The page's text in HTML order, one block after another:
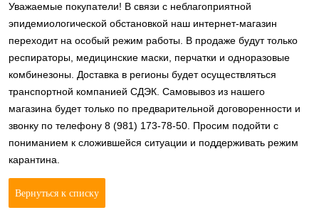
Уважаемые покупатели! В связи с неблагоприятной
эпидемиологической обстановкой наш интернет-магазин
переходит на особый режим работы. В продаже будут только
респираторы, медицинские маски, перчатки и одноразовые
комбинезоны. Доставка в регионы будет осуществляться
транспортной компанией СДЭК. Самовывоз из нашего
магазина будет только по предварительной договоренности и
звонку по телефону 8 (981) 173-78-50. Просим подойти с
пониманием к сложившейся ситуации и поддерживать режим
карантина.
Вернуться к списку